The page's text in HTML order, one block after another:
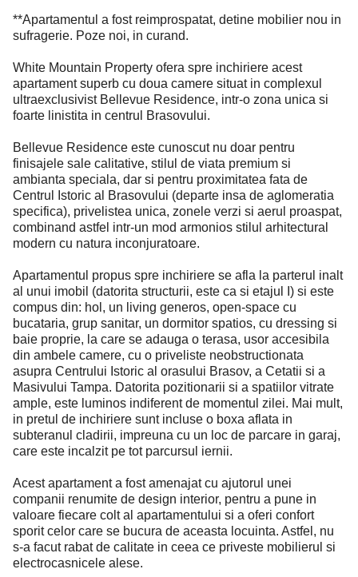
**Apartamentul a fost reimprospatat, detine mobilier nou in
sufragerie. Poze noi, in curand.
White Mountain Property ofera spre inchiriere acest
apartament superb cu doua camere situat in complexul
ultraexclusivist Bellevue Residence, intr-o zona unica si
foarte linistita in centrul Brasovului.
Bellevue Residence este cunoscut nu doar pentru
finisajele sale calitative, stilul de viata premium si
ambianta speciala, dar si pentru proximitatea fata de
Centrul Istoric al Brasovului (departe insa de aglomeratia
specifica), privelistea unica, zonele verzi si aerul proaspat,
combinand astfel intr-un mod armonios stilul arhitectural
modern cu natura inconjuratoare.
Apartamentul propus spre inchiriere se afla la parterul inalt
al unui imobil (datorita structurii, este ca si etajul I) si este
compus din: hol, un living generos, open-space cu
bucataria, grup sanitar, un dormitor spatios, cu dressing si
baie proprie, la care se adauga o terasa, usor accesibila
din ambele camere, cu o priveliste neobstructionata
asupra Centrului Istoric al orasului Brasov, a Cetatii si a
Masivului Tampa. Datorita pozitionarii si a spatiilor vitrate
ample, este luminos indiferent de momentul zilei. Mai mult,
in pretul de inchiriere sunt incluse o boxa aflata in
subteranul cladirii, impreuna cu un loc de parcare in garaj,
care este incalzit pe tot parcursul iernii.
Acest apartament a fost amenajat cu ajutorul unei
companii renumite de design interior, pentru a pune in
valoare fiecare colt al apartamentului si a oferi confort
sporit celor care se bucura de aceasta locuinta. Astfel, nu
s-a facut rabat de calitate in ceea ce priveste mobilierul si
electrocasnicele alese.